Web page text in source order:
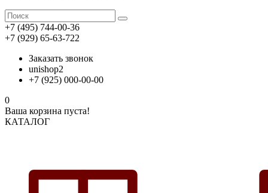
+7 (495) 744-00-36
+7 (929) 65-63-722
Заказать звонок
unishop2
+7 (925) 000-00-00
0
Ваша корзина пуста!
КАТАЛОГ